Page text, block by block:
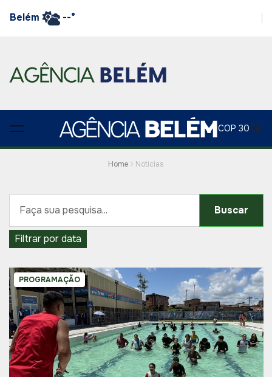
Belém --°
COP 30
Home Noticias
Buscar
Filtrar por data
PROGRAMAÇÃO